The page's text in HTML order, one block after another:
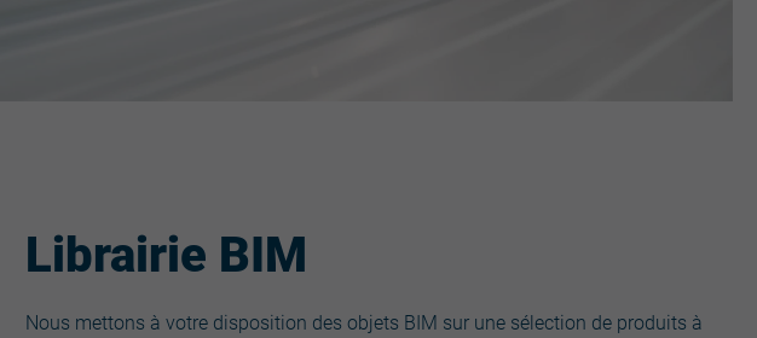
Librairie BIM
Nous mettons à votre disposition des objets BIM sur une sélection de produits à